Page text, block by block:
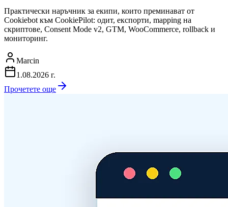
Практически наръчник за екипи, които преминават от
Cookiebot към CookiePilot: одит, експорти, mapping на
скриптове, Consent Mode v2, GTM, WooCommerce, rollback и
мониторинг.
Marcin
1.08.2026 г.
Прочетете още